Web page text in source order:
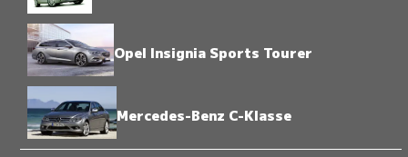
Opel Insignia Sports Tourer
Mercedes-Benz C-Klasse